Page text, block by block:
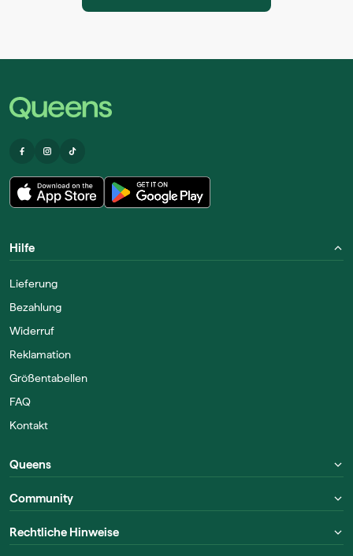
Hilfe
Lieferung
Bezahlung
Widerruf
Reklamation
Größentabellen
FAQ
Kontakt
Queens
Community
Rechtliche Hinweise